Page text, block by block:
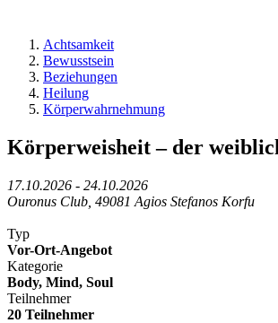
Achtsamkeit
Bewusstsein
Beziehungen
Heilung
Körperwahrnehmung
Körperweisheit – der
17.10.2026 - 24.10.2026
Ouronus Club, 49081 Agios Stefanos Korfu
Typ
Vor-Ort-Angebot
Kategorie
Body, Mind, Soul
Teilnehmer
20 Teilnehmer